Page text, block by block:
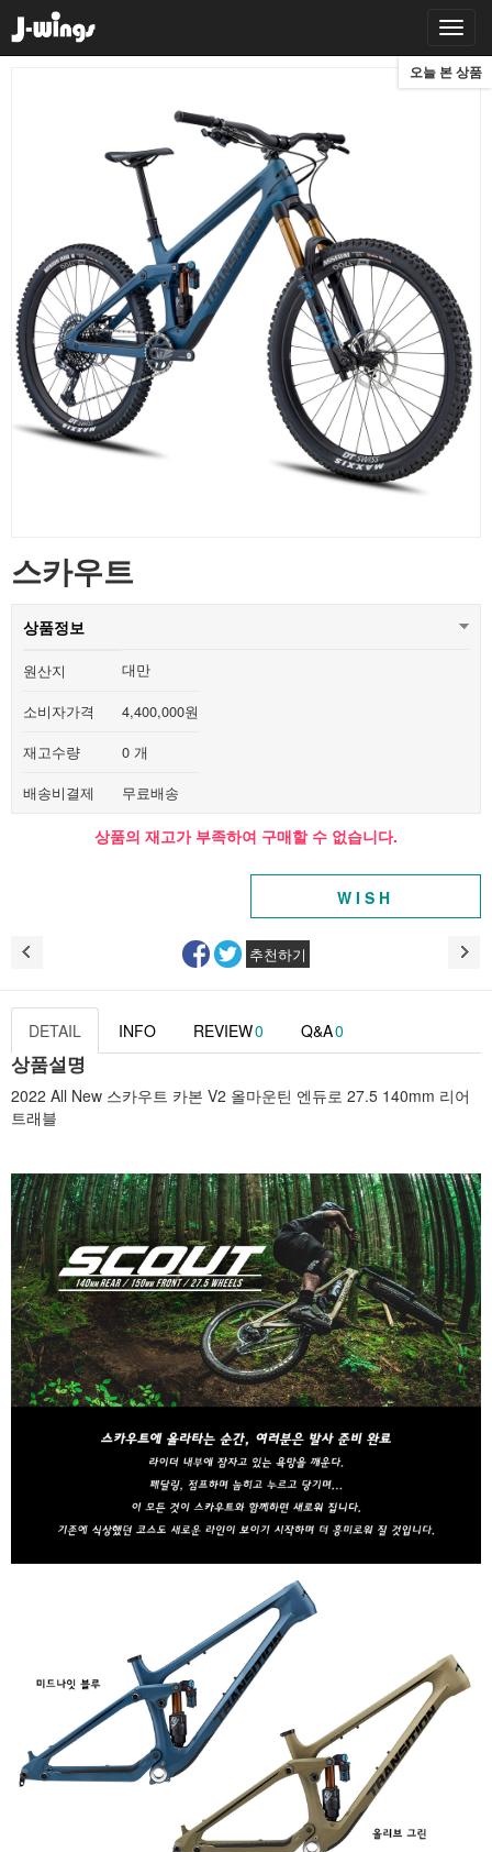
오늘 본 상품
스카우트
상품정보
원산지
대만
소비자가격
4,400,000원
재고수량
0 개
배송비결제
무료배송
상품의 재고가 부족하여 구매할 수 없습니다.
WISH
추천하기
DETAIL INFO REVIEW0 Q&A0
상품설명
2022 All New 스카우트 카본 V2 올마운틴 엔듀로 27.5 140mm 리어
트래블